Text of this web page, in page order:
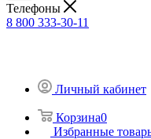
Телефоны
8 800 333-30-11
Личный кабинет
Корзина0
Избранные